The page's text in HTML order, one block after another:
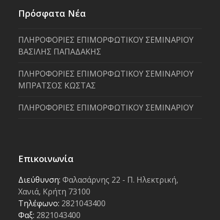
Πρόσφατα Νέα
ΠΛΗΡΟΦΟΡΙΕΣ ΕΠΙΜΟΡΦΩΤΙΚΟΥ ΣΕΜΙΝΑΡΙΟΥ
ΒΑΣΙΛΗΣ ΠΑΠΑΔΑΚΗΣ
ΠΛΗΡΟΦΟΡΙΕΣ ΕΠΙΜΟΡΦΩΤΙΚΟΥ ΣΕΜΙΝΑΡΙΟΥ
ΜΠΡΑΤΣΟΣ ΚΩΣΤΑΣ
ΠΛΗΡΟΦΟΡΙΕΣ ΕΠΙΜΟΡΦΩΤΙΚΟΥ ΣΕΜΙΝΑΡΙΟΥ
Επικοινωνία
Διεύθυνση:Φαλασάρνης 22 - Π. Ηλεκτρική,
Χανιά, Κρήτη 73100
Τηλέφωνο: 2821043400
Φαξ: 2821043400